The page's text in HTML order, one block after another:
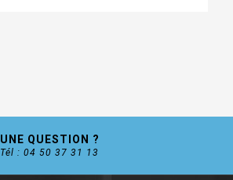
UNE QUESTION ?
Tél : 04 50 37 31 13